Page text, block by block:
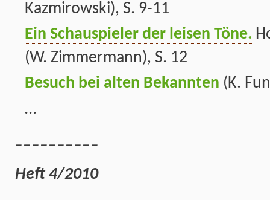
Kazmirowski), S. 9-11
Ein Schauspieler der leisen Töne.
(W. Zimmermann), S. 12
Besuch bei alten Bekannten (K.
…
Heft 4/2010